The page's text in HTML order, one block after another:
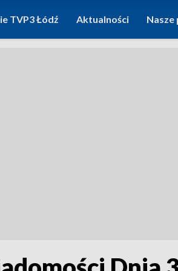
TVP3 Łódź Aktualności